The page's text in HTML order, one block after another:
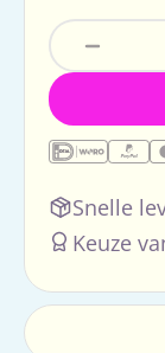
Snelle
Keuze